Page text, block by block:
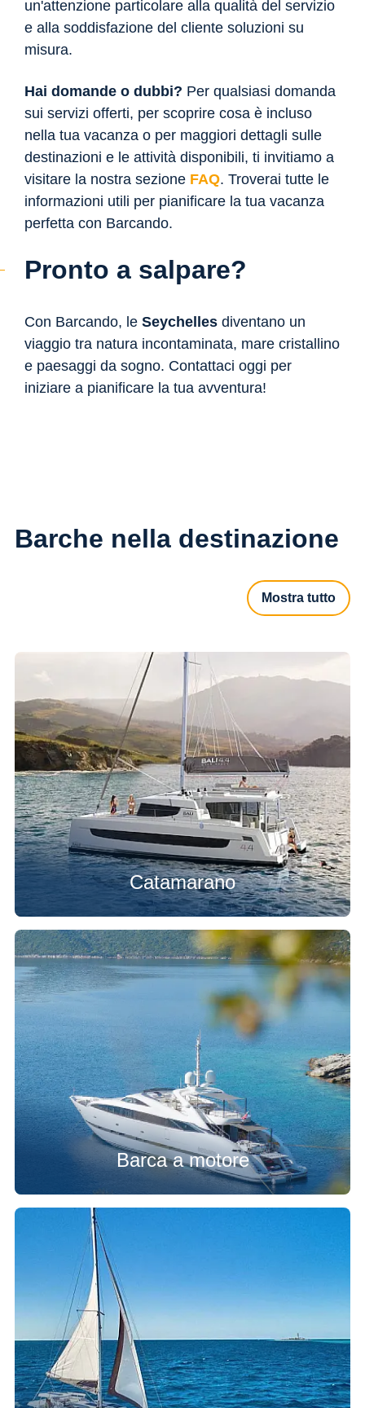
un'attenzione particolare alla qualità del servizio
e alla soddisfazione del cliente soluzioni su
misura.
Hai domande o dubbi? Per qualsiasi domanda
sui servizi offerti, per scoprire cosa è incluso
nella tua vacanza o per maggiori dettagli sulle
destinazioni e le attività disponibili, ti invitiamo a
visitare la nostra sezione FAQ. Troverai tutte le
informazioni utili per pianificare la tua vacanza
perfetta con Barcando.
Pronto a salpare?
Con Barcando, le Seychellesdiventano un
viaggio tra natura incontaminata, mare cristallino
e paesaggi da sogno. Contattaci oggi per
iniziare a pianificare la tua avventura!
Barche nella destinazione
Mostra tutto
Catamarano
Barca a motore